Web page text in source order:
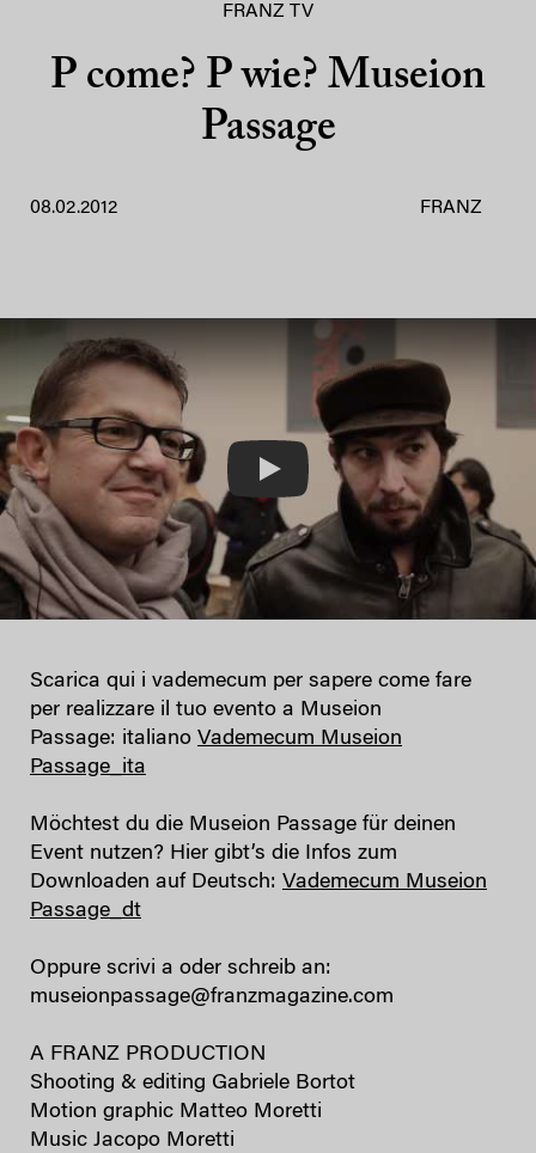
FRANZ TV
P come? P wie? Museion
Passage
08.02.2012 FRANZ
Scarica qui i vademecum per sapere come fare
per realizzare il tuo evento a Museion
Passage: italiano Vademecum Museion
Passage_ita
Möchtest du die Museion Passage für deinen
Event nutzen? Hier gibt’s die Infos zum
Downloaden auf Deutsch: Vademecum Museion
Passage_dt
Oppure scrivi a oder schreib an:
museionpassage@franzmagazine.com
A FRANZ PRODUCTION
Shooting & editing Gabriele Bortot
Motion graphic Matteo Moretti
Music Jacopo Moretti